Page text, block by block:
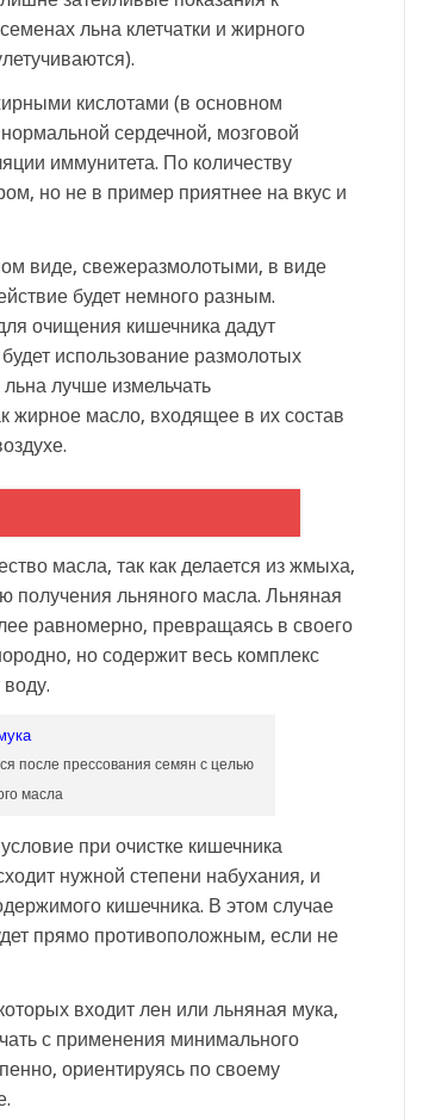
льна клетчатки и жирного
кислотами (в основном
сердечной, мозговой
иммунитета. По количеству
но не в пример приятнее на вкус и
виде, свежеразмолотыми, в виде
будет немного разным.
очищения кишечника дадут
использование размолотых
лучше измельчать
жирное масло, входящее в их состав
масла, так как делается из жмыха,
получения льняного масла. Льняная
равномерно, превращаясь в своего
но содержит весь комплекс
после прессования семян с целью
масла
при очистке кишечника
нужной степени набухания, и
кишечника. В этом случае
прямо противоположным, если не
входит лен или льняная мука,
с применения минимального
ориентируясь по своему